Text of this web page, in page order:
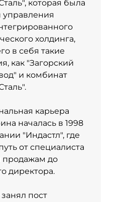
которая была
управления
холдинга,
в себя такие
как "Загорский
и комбинат
карьера
началась в 1998
"Индастл", где
от специалиста
продажам до
директора.
пост